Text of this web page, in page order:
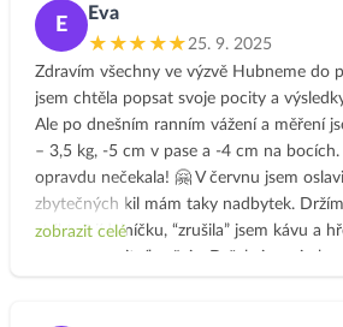
děláš. Je to úžasné! Zůstávám v klubu
Jarní očistu :-))).
Přeji všem krásný zbytek roku a do
pohodu, lásku a zkrátka vše, co si jen
E
Eva
★★★★★25. 9. 2025
Zdravím všechny ve výzvě Hubneme do
jsem chtěla popsat svoje pocity a
Ale po dnešním ranním vážení a měření
– 3,5 kg, -5 cm v pase a -4 cm na
opravdu nečekala! 🤗 V červnu jsem
zbytečných kil mám taky nadbytek.
striktně jídelníčku, “zrušila” jsem kávu a
zobrazit celé